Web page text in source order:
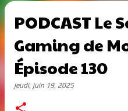
PODCAST Le
Gaming de
Épisode 130
jeudi, juin 19, 2025